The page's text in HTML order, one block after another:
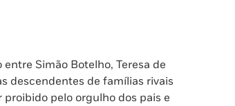
Simão Botelho, Teresa de
descendentes de famílias rivais
proibido pelo orgulho dos pais e